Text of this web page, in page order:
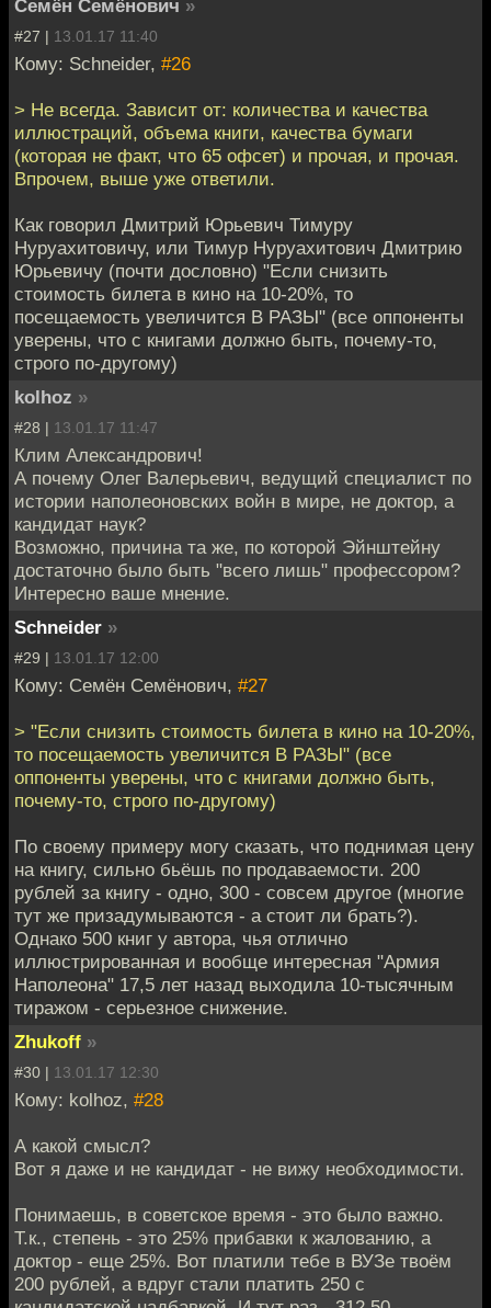
Семён Семёнович »
#27 | 13.01.17 11:40
Кому: Schneider, #26
> Не всегда. Зависит от: количества и качества
иллюстраций, объема книги, качества бумаги
(которая не факт, что 65 офсет) и прочая, и прочая.
Впрочем, выше уже ответили.
Как говорил Дмитрий Юрьевич Тимуру
Нуруахитовичу, или Тимур Нуруахитович Дмитрию
Юрьевичу (почти дословно) "Если снизить
стоимость билета в кино на 10-20%, то
посещаемость увеличится В РАЗЫ" (все оппоненты
уверены, что с книгами должно быть, почему-то,
строго по-другому)
kolhoz »
#28 | 13.01.17 11:47
Клим Александрович!
А почему Олег Валерьевич, ведущий специалист по
истории наполеоновских войн в мире, не доктор, а
кандидат наук?
Возможно, причина та же, по которой Эйнштейну
достаточно было быть "всего лишь" профессором?
Интересно ваше мнение.
Schneider »
#29 | 13.01.17 12:00
Кому: Семён Семёнович, #27
> "Если снизить стоимость билета в кино на 10-20%,
то посещаемость увеличится В РАЗЫ" (все
оппоненты уверены, что с книгами должно быть,
почему-то, строго по-другому)
По своему примеру могу сказать, что поднимая цену
на книгу, сильно бьёшь по продаваемости. 200
рублей за книгу - одно, 300 - совсем другое (многие
тут же призадумываются - а стоит ли брать?).
Однако 500 книг у автора, чья отлично
иллюстрированная и вообще интересная "Армия
Наполеона" 17,5 лет назад выходила 10-тысячным
тиражом - серьезное снижение.
Zhukoff »
#30 | 13.01.17 12:30
Кому: kolhoz, #28
А какой смысл?
Вот я даже и не кандидат - не вижу необходимости.
Понимаешь, в советское время - это было важно.
Т.к., степень - это 25% прибавки к жалованию, а
доктор - еще 25%. Вот платили тебе в ВУЗе твоём
200 рублей, а вдруг стали платить 250 с